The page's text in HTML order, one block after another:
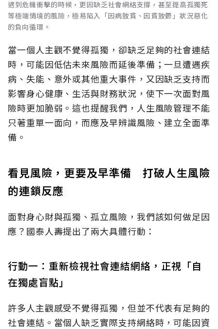
遇到危機衝擊的時候，更因缺乏社會網絡支撐，甚至提高孤獨死
等極端情境的風險，極易陷入「因病致貧、因貧致鬱」狀況惡化
的負向循環。
當一個人主觀不覺得孤獨，卻缺乏足夠的社會連結
時，可能因低估未來風險而延後準備；一旦遭遇疾
病、失能、意外或其他重大事件，又因缺乏支持而
影響身心健康、生活與財務狀況，使下一次面對風
險時更加脆弱。這也提醒我們，人生風險管理不能
只著重單一面向，而應及早辨識風險、建立全面準
備。
看見風險，更要及早準備 打破人生風險
的連鎖反應
面對身心財與孤獨、孤立風險，我們該如何做足因
應？國泰人壽提出了兩大具體行動：
行動一：重新檢視社會連結網絡，正視「自
在獨處盲點」
許多人主觀感受不覺得孤獨，但並不代表有足夠的
社會連結。當個人缺乏實際支持網絡時，可能因資